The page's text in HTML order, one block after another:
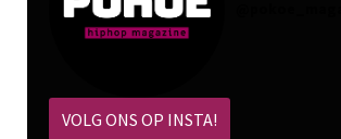
VOLG ONS OP INSTA!